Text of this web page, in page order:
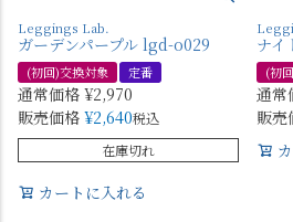
Leggings Lab.
ガーデンパープル lgd-o029
(初回)交換対象 定番
通常価格 ¥2,970
販売価格 ¥2,640税込
在庫切れ
カートに入れる
ナイ
(初
通常
販売